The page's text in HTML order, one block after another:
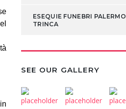
ESEQUIE FUNEBRI PALERMO
TRINCA
SEE OUR GALLERY